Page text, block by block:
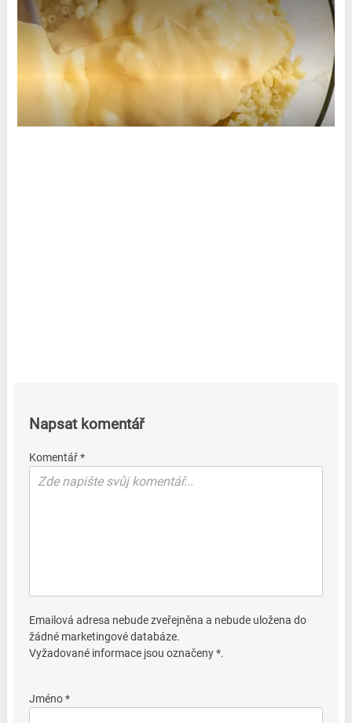
Napsat komentář
Komentář *
Emailová adresa nebude zveřejněna a nebude uložena do
žádné marketingové databáze.
Vyžadované informace jsou označeny *.
Jméno *